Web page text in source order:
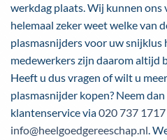
werkdag plaats. Wij kunnen
helemaal zeker weet welke van
plasmasnijders voor uw snijklus
medewerkers zijn daarom altijd
Heeft u dus vragen of wilt u
plasmasnijder kopen? Neem
klantenservice via020 737 1717
info@heelgoedgereeschap.nl.